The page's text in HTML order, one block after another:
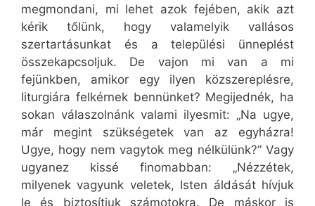
megmondani, mi lehet azok fejében, akik azt
kérik tőlünk, hogy valamelyik vallásos
szertartásunkat és a települési ünneplést
összekapcsoljuk. De vajon mi van a mi
fejünkben, amikor egy ilyen közszereplésre,
liturgiára felkérnek bennünket? Megijednék, ha
sokan válaszolnánk valami ilyesmit: „Na ugye,
már megint szükségetek van az egyházra!
Ugye, hogy nem vagytok meg nélkülünk?” Vagy
ugyanez kissé finomabban: „Nézzétek,
milyenek vagyunk veletek, Isten áldását hívjuk
le és biztosítjuk számotokra. De máskor is